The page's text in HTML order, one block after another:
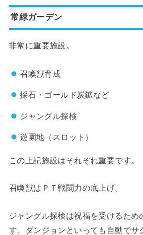
常緑ガーデン
非常に重要施設。
召喚獣育成
採石・ゴールド炭鉱など
ジャングル探検
遊園地（スロット）
この上記施設はそれぞれ重要です。
召喚獣はＰＴ戦闘力の底上げ。
ジャングル探検は祝福を受けるため
す。ダンジョンといっても自動でサ